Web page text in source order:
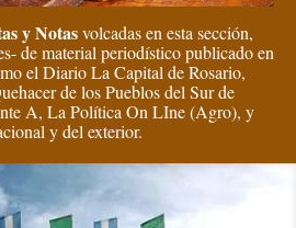
y Notasvolcadas en esta sección,
de material periodístico publicado en
el Diario La Capital de Rosario,
de los Pueblos del Sur de
A, La Política On LIne (Agro), y
y del exterior.